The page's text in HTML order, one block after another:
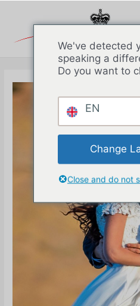
We've detected
speaking a
Do you want to
EN
Change
Close and do not